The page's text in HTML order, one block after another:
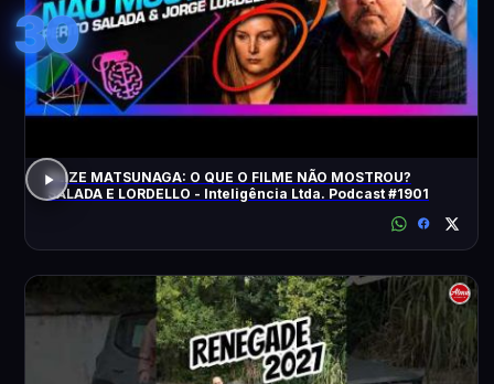
30
ELIZE MATSUNAGA: O QUE O FILME NÃO MOSTROU?
SALADA E LORDELLO - Inteligência Ltda. Podcast #1901